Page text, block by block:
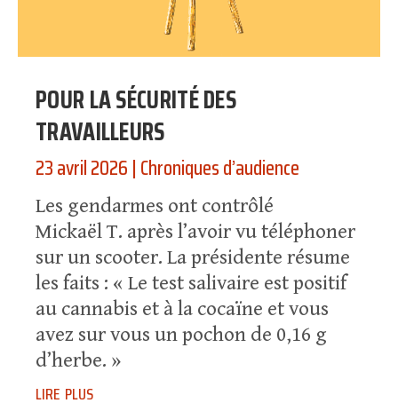
POUR LA SÉCURITÉ DES
TRAVAILLEURS
23 avril 2026|Chroniques d’audience
Les gendarmes ont contrôlé
Mickaël T. après l’avoir vu téléphoner
sur un scooter. La présidente résume
les faits : « Le test salivaire est positif
au cannabis et à la cocaïne et vous
avez sur vous un pochon de 0,16 g
d’herbe. »
lire plus